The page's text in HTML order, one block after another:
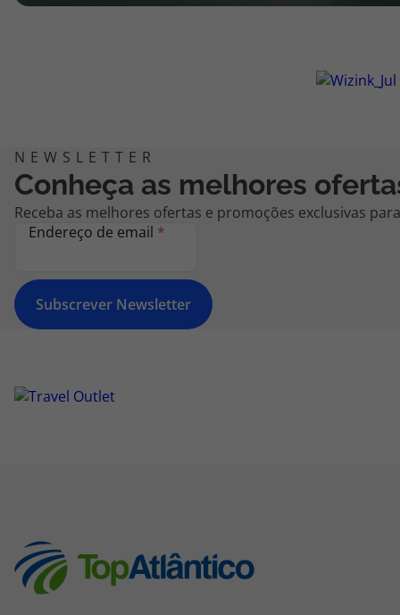
Conheça as melhores
Receba as melhores ofertas e promoções exclusivas
Endereço de email *
Subscrever Newsletter